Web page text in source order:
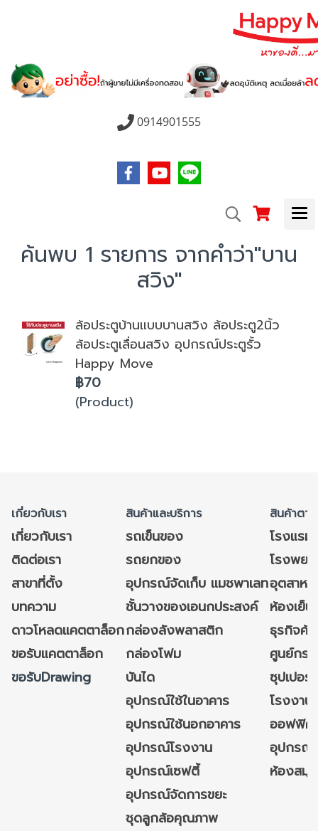
0914901555
ค้นพบ 1 รายการ จากคำว่า"บาน
สวิง"
ล้อประตูบ้านแบบบานสวิง ล้อประตู2นิ้ว
ล้อประตูเลื่อนสวิง อุปกรณ์ประตูรั้ว
Happy Move
฿70
(Product)
เกี่ยวกับเรา สินค้าและบริการ สินค้าตา
เกี่ยวกับเรา รถเข็นของ
โรงแร
ติดต่อเรา
รถยกของ
โรงพย
สาขาที่ตั้ง
อุปกรณ์จัดเก็บ แมชพาเลทอุตสาหก
บทความ
ชั้นวางของเอนกประสงค์
ห้องเย็
ดาวโหลดแคตตาล็อกกล่องลังพลาสติก
ธุรกิจค้
ขอรับแคตตาล็อก
กล่องโฟม
ศูนย์กร
ขอรับDrawing
บันได
ซุปเปอ
อุปกรณ์ใช้ในอาคาร
โรงงา
อุปกรณ์ใช้นอกอาคาร
ออฟฟิศ/
อุปกรณ์โรงงาน
อุปกรณ์
อุปกรณ์เซฟตี้
ห้องสมุ
อุปกรณ์จัดการขยะ
ชุดลูกล้อคุณภาพ